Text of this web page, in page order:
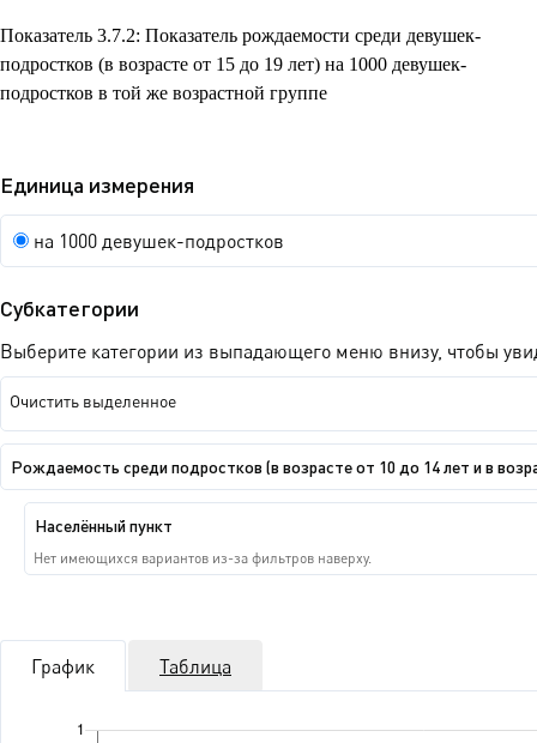
Показатель 3.7.2: Показатель рождаемости среди девушек-
подростков (в возрасте от 15 до 19 лет) на 1000 девушек-
подростков в той же возрастной группе